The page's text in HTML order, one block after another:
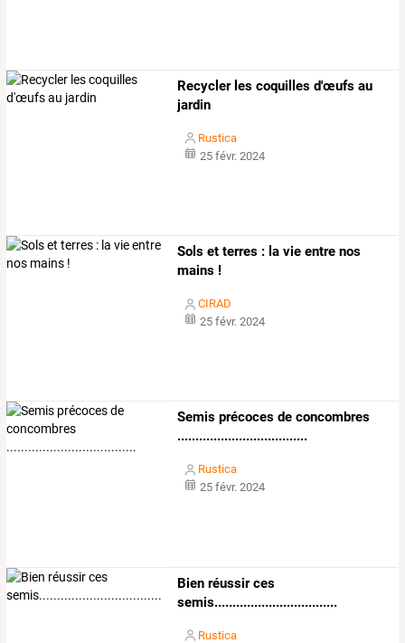
Recycler les coquilles d'œufs au
jardin
Rustica
25 févr. 2024
Sols et terres : la vie entre nos
mains !
CIRAD
25 févr. 2024
Semis précoces de concombres
....................................
Rustica
25 févr. 2024
Bien réussir ces
semis..................................
Rustica